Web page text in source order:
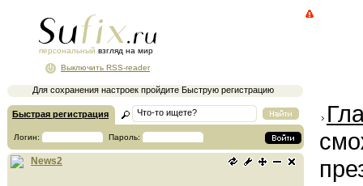
персональный взгляд на мир
Для сохранения настроек пройдите Быструю регистрацию
Выключить RSS-reader
Быстрая регистрация
Логин: Пароль:
News2